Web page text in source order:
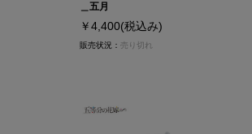
＿五月
￥4,400(税込み)
販売状況：売り切れ